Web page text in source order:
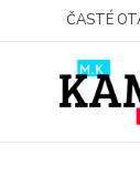
ČASTÉ